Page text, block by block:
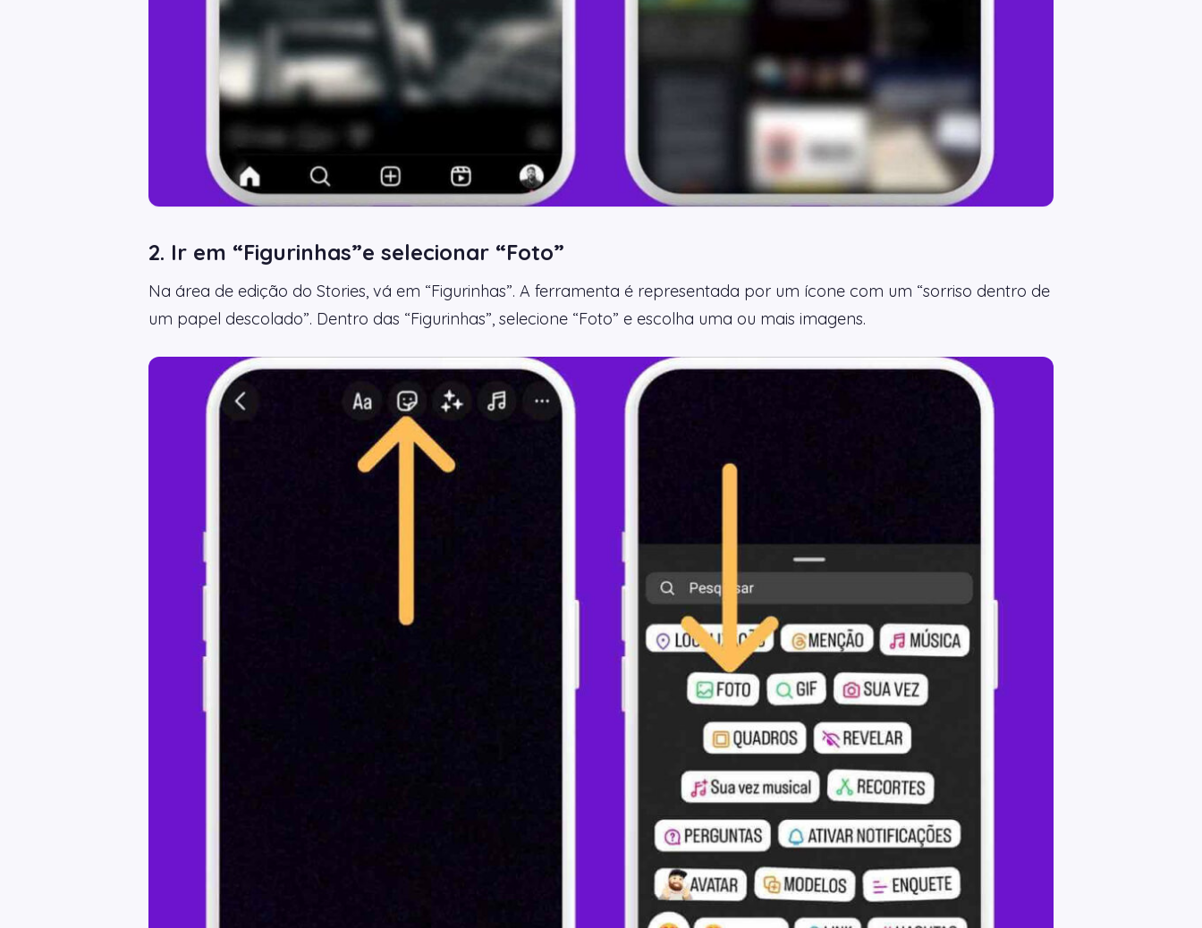
2. Ir em “Figurinhas”e selecionar “Foto”
Na área de edição do Stories, vá em “Figurinhas”. A ferramenta é representada por um ícone com um “sorriso dentro de
um papel descolado”. Dentro das “Figurinhas”, selecione “Foto” e escolha uma ou mais imagens.